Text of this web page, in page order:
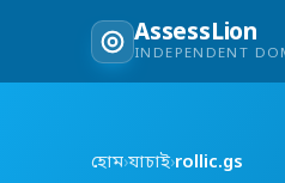
AssessLion
হোম›যাচাই›rollic.gs